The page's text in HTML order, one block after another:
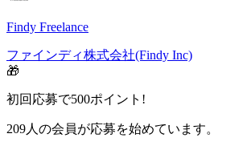
Findy Freelance
ファインディ株式会社(Findy Inc)
🎁
初回応募で500ポイント!
209人の会員が応募を始めています。